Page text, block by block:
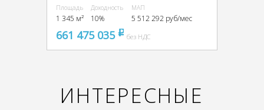
Площадь
1 345 м²
Доходность
10%
МАП
5 512 292 руб/мес
661 475 035 pуббез НДС
ИНТЕРЕСНЫЕ